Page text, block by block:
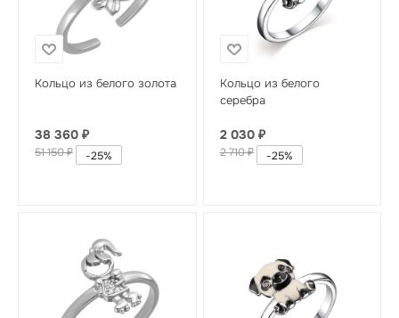
Кольцо из белого золота
38 360 ₽
51 150₽ -25%
Кольцо из белого
серебра
2 030₽
2 710₽ -25%